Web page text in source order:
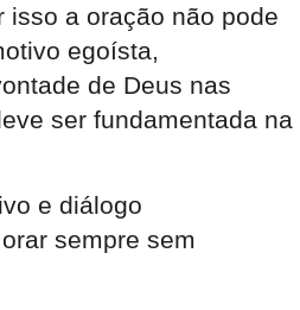
isso a oração não pode
egoísta,
de Deus nas
ser fundamentada na
e diálogo
sempre sem